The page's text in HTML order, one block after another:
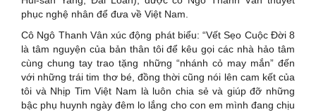
phục nghệ nhân để đưa về Việt Nam.
Cô Ngô Thanh Vân xúc động phát biểu: “Vết Sẹo Cuộc Đời 8
là tâm nguyện của bản thân tôi để kêu gọi các nhà hảo tâm
cùng chung tay trao tặng những “nhánh cỏ may mắn” đến
với những trái tim thơ bé, đồng thời cũng nói lên cam kết của
tôi và Nhịp Tim Việt Nam là luôn chia sẻ và giúp đỡ những
bậc phụ huynh ngày đêm lo lắng cho con em mình đang chịu